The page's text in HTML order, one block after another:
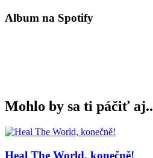
Album na Spotify
Mohlo by sa ti páčiť aj..
Heal The World, konečně!